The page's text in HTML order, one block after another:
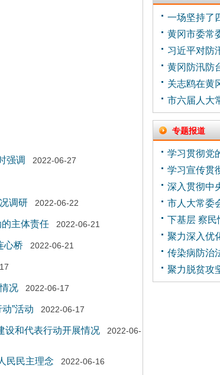
强调 2022-06-27
调研 2022-06-22
主体责任 2022-06-21
心桥 2022-06-21
况 2022-06-17
”活动 2022-06-17
设和代表行动开展情况
2022-06-
民民主理念 2022-06-16
一场坚持了
黄冈市委常
习近平对防
黄冈防汛防
关志鸥在黄
市六届人大
专题报道
学习贯彻党
学习宣传贯
深入贯彻中
市人大常委
下基层 察民
聚力深入优
传染病防治
聚力脱贫攻